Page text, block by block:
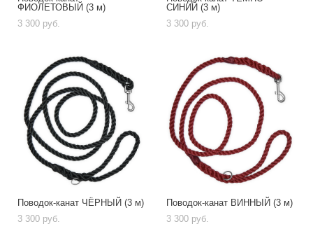
ФИОЛЕТОВЫЙ (3 м)
3 300 pуб.
СИНИЙ (3 м)
3 300 pуб.
Поводок-канат ЧЁРНЫЙ (3 м)
3 300 pуб.
Поводок-канат ВИННЫЙ (3 м)
3 300 pуб.